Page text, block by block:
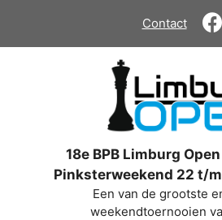
de
Contact
18e BPB Limburg
Pinksterweekend 22 t/
Een van de grootste
weekendtoernooien